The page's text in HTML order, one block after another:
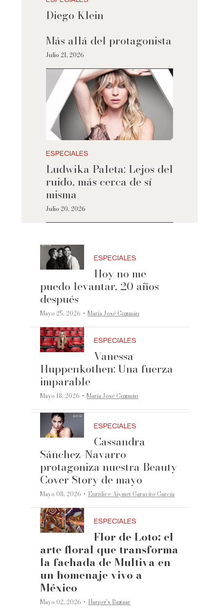
Diego Klein
Más allá del protagonista
Julio 21, 2026
ESPECIALES
Ludwika Paleta: Lejos del
ruido, más cerca de sí
misma
Julio 20, 2026
ESPECIALES
Hoy no me
puedo levantar, 20 años
después
Mayo 25, 2026 ·María José Guzmán
ESPECIALES
Vanessa
Huppenkothen: Una fuerza
imparable
Mayo 18, 2026 ·María José Guzmán
ESPECIALES
Cassandra
Sánchez-Navarro
protagoniza nuestra Beauty
Cover Story de mayo
Mayo 08, 2026 ·Eurídice Aiymet Garavito García
ESPECIALES
Flor de Loto: el
arte floral que transforma
la fachada de Multiva en
un homenaje vivo a
México
Mayo 02, 2026 ·Harper’s Bazaar